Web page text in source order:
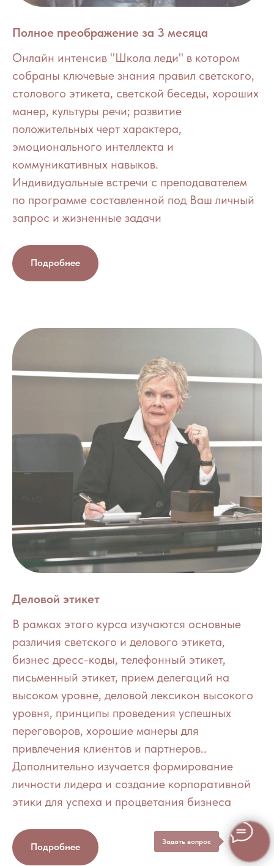
Задать вопрос
Полное преображение за 3 месяца
Онлайн интенсив "Школа леди" в котором
собраны ключевые знания правил светского,
столового этикета, светской беседы, хороших
манер, культуры речи; развитие
положительных черт характера,
эмоционального интеллекта и
коммуникативных навыков.
Индивидуальные встречи с преподавателем
по программе составленной под Ваш личный
запрос и жизненные задачи
Подробнее
Деловой этикет
В рамках этого курса изучаются основные
различия светского и делового этикета,
бизнес дресс-коды, телефонный этикет,
письменный этикет, прием делегаций на
высоком уровне, деловой лексикон высокого
уровня, принципы проведения успешных
переговоров, хорошие манеры для
привлечения клиентов и партнеров..
Дополнительно изучается формирование
личности лидера и создание корпоративной
этики для успеха и процветания бизнеса
Подробнее